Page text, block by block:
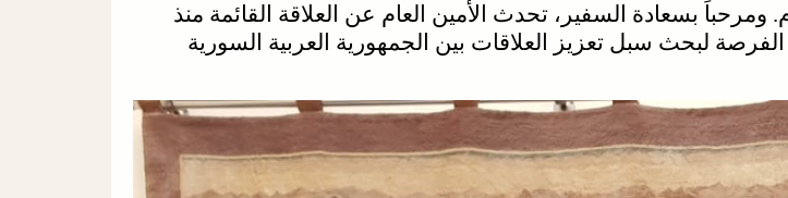
العام لمنظمة آلكو في 29 نوفمبر/تشرين الثاني 2022م. ومرحباً بسعادة السفير، تحدث الأمين العام عن العلاقة القائمة منذ
لبحث سبل تعزيز العلاقات بين الجمهورية العربية السورية